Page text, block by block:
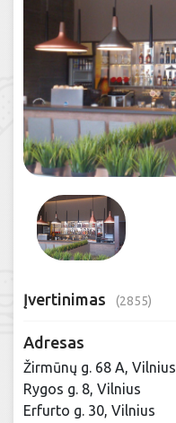
Įvertinimas (2855)
Adresas
Žirmūnų g. 68 A, Vilnius
Rygos g. 8, Vilnius
Erfurto g. 30, Vilnius